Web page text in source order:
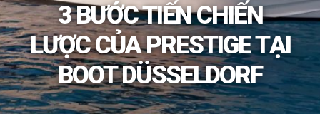
3 BƯỚC TIẾN CHIẾN
LƯỢC CỦA PRESTIGE TẠI
BOOT DÜSSELDORF